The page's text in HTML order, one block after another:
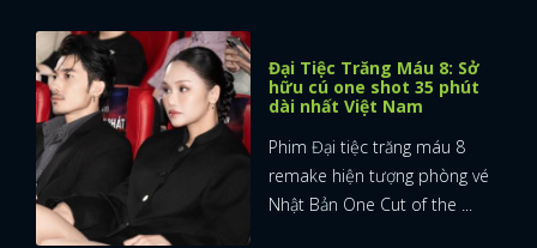
Đại Tiệc Trăng Máu 8: Sở
hữu cú one shot 35 phút
dài nhất Việt Nam
Phim Đại tiệc trăng máu 8
remake hiện tượng phòng vé
Nhật Bản One Cut of the ...